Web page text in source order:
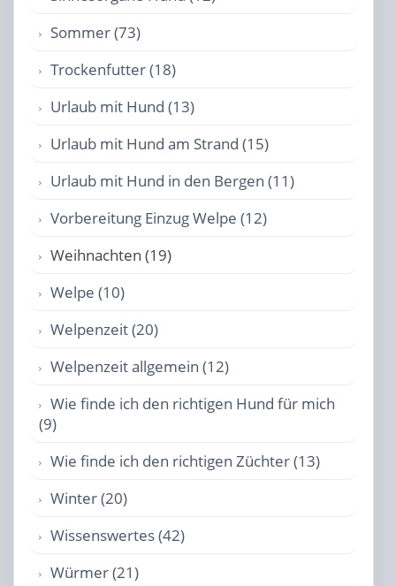
Sommer (73)
Trockenfutter (18)
Urlaub mit Hund (13)
Urlaub mit Hund am Strand (15)
Urlaub mit Hund in den Bergen (11)
Vorbereitung Einzug Welpe (12)
Weihnachten (19)
Welpe (10)
Welpenzeit (20)
Welpenzeit allgemein (12)
Wie finde ich den richtigen Hund für mich
(9)
Wie finde ich den richtigen Züchter (13)
Winter (20)
Wissenswertes (42)
Würmer (21)